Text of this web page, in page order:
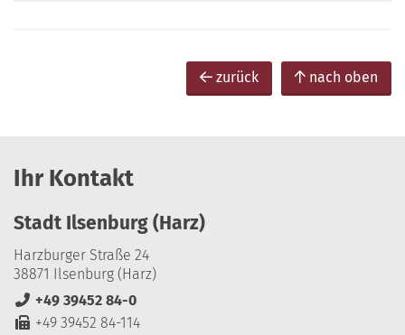
zurück nach oben
Ihr Kontakt
Stadt Ilsenburg (Harz)
Harzburger Straße 24
38871 Ilsenburg (Harz)
+49 39452 84-0
+49 39452 84-114